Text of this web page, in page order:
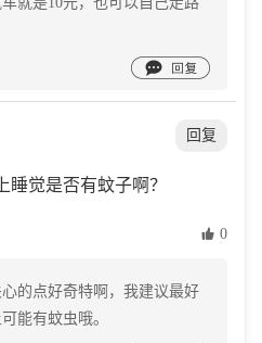

回复
睡觉是否有蚊子啊？
 0
的点好奇特啊，我建议最好
能有蚊虫哦。